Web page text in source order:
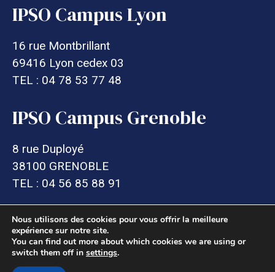
IPSO Campus Lyon
16 rue Montbrillant
69416 Lyon cedex 03
TEL : 04 78 53 77 48
IPSO Campus Grenoble
8 rue Duployé
38100 GRENOBLE
TEL : 04 56 85 88 91
Nous utilisons des cookies pour vous offrir la meilleure
expérience sur notre site.
You can find out more about which cookies we are using or
switch them off in settings.